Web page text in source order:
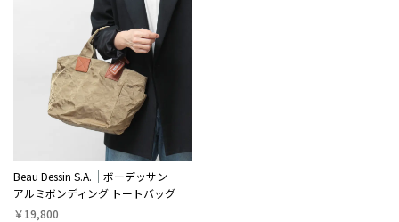
Beau Dessin S.A.
ボーデッサン
アルミボンディング トートバッグ
￥19,800